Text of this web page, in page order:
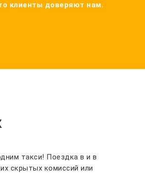
клиенты доверяют нам.
такси! Поездка в и в
скрытых комиссий или